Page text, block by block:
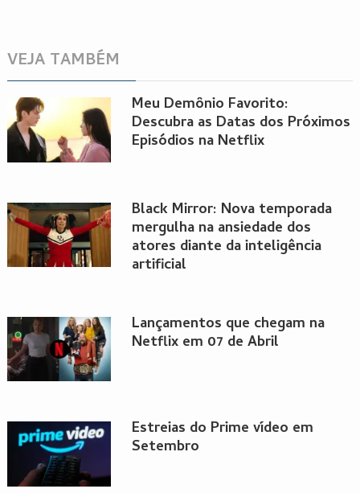
VEJA TAMBÉM
Meu Demônio Favorito:
Descubra as Datas dos Próximos
Episódios na Netflix
Black Mirror: Nova temporada
mergulha na ansiedade dos
atores diante da inteligência
artificial
Lançamentos que chegam na
Netflix em 07 de Abril
Estreias do Prime vídeo em
Setembro